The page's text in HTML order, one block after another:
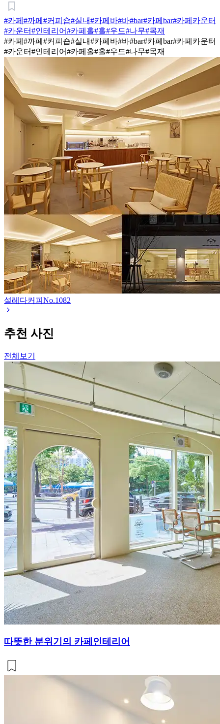
#카페 #까페 #커피숍#실내#카페바#바#bar#카페bar#카페카운터
#카운터#인테리어#카페홀#홀#우드#나무#목재
#카페 #까페 #커피숍#실내#카페바#바#bar#카페bar#카페카운터
#카운터#인테리어#카페홀#홀#우드#나무#목재
설레다커피 No.1082
추천 사진
전체보기
따뜻한 분위기의 카페인테리어